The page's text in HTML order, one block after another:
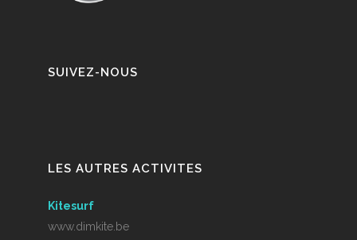
SUIVEZ-NOUS
LES AUTRES ACTIVITES
Kitesurf
www.dimkite.be